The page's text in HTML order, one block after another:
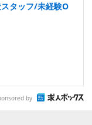
スタッフ/未経験O
by